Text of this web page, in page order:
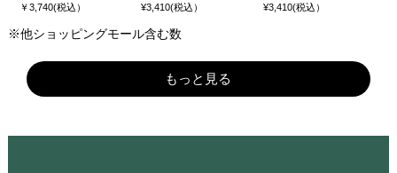
￥3,740(税込） ¥3,410(税込） ¥3,410(税込）
※他ショッピングモール含む数
もっと見る